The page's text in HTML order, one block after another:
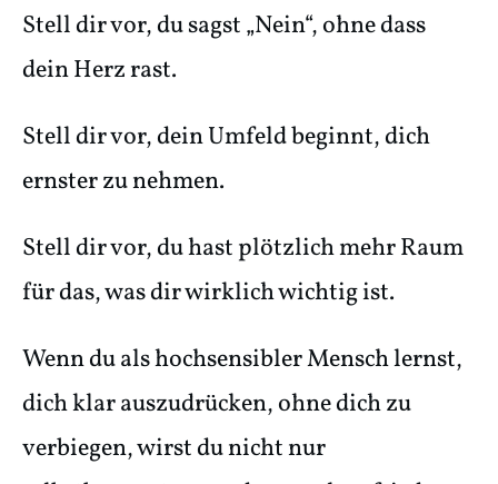
Stell dir vor, du sagst „Nein“, ohne dass
dein Herz rast.
Stell dir vor, dein Umfeld beginnt, dich
ernster zu nehmen.
Stell dir vor, du hast plötzlich mehr Raum
für das, was dir wirklich wichtig ist.
Wenn du als hochsensibler Mensch lernst,
dich klar auszudrücken, ohne dich zu
verbiegen, wirst du nicht nur